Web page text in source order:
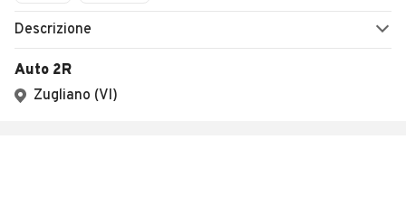
Descrizione
Auto 2R
Zugliano (VI)